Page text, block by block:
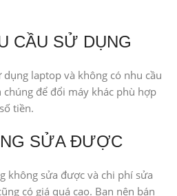
CẦU SỬ DỤNG
laptop và không có nhu cầu
để đổi máy khác phù hợp
tiền.
SỬA ĐƯỢC
không sửa được và chi phí sửa
có giá quá cao. Bạn nên bán